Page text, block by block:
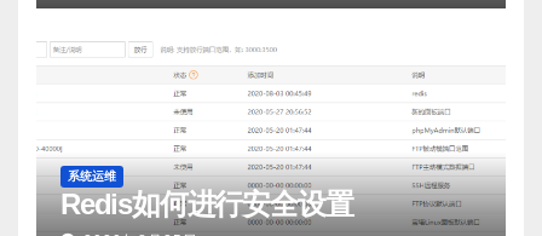
系统运维
Redis如何进行安全设置